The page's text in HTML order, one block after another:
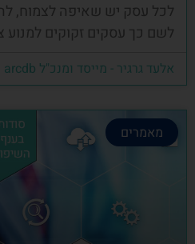
לכל עסק יש שאיפה לצמוח,
לשם כך עסקים זקוקים
אלעד גרגיר - מייסד ומנכ"ל arcdb
מאמרים